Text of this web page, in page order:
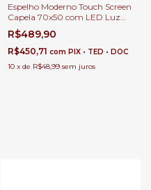
Espelho Moderno Touch Screen
Capela 70x50 com LED Luz
Direta Para Banheiro,
Penteadeira, Salão de Beleza e
Lojas
R$489,90
R$450,71 com PIX • TED • DOC
10 x de R$48,99 sem juros